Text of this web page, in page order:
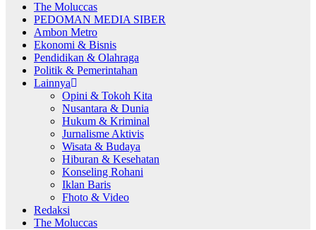
The Moluccas
PEDOMAN MEDIA SIBER
Ambon Metro
Ekonomi & Bisnis
Pendidikan & Olahraga
Politik & Pemerintahan
Lainnya
Opini & Tokoh Kita
Nusantara & Dunia
Hukum & Kriminal
Jurnalisme Aktivis
Wisata & Budaya
Hiburan & Kesehatan
Konseling Rohani
Iklan Baris
Fhoto & Video
Redaksi
The Moluccas